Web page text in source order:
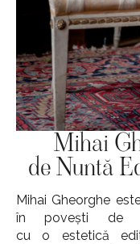
Mihai
de Nuntă
Mihai Gheorghe
în povești de
cu o estetică